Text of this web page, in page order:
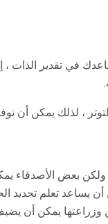
في تقدير الذات
، لذلك يمكن أن
بعض الأصدقاء
يساعد تعلم تحديد
يمكن أن